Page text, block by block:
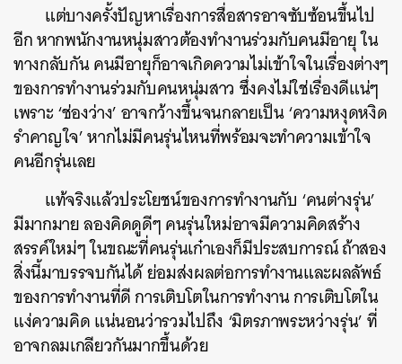
แต่บางครั้งปัญหาเรื่องการสื่อสารอาจซับซ้อนขึ้นไป
อีก หากพนักงานหนุ่มสาวต้องทำงานร่วมกับคนมีอายุ ใน
ทางกลับกัน คนมีอายุก็อาจเกิดความไม่เข้าใจในเรื่องต่างๆ
ของการทำงานร่วมกับคนหนุ่มสาว ซึ่งคงไม่ใช่เรื่องดีแน่ๆ
เพราะ ‘ช่องว่าง’ อาจกว้างขึ้นจนกลายเป็น ‘ความหงุดหงิด
รำคาญใจ’ หากไม่มีคนรุ่นไหนที่พร้อมจะทำความเข้าใจ
คนอีกรุ่นเลย
แท้จริงแล้วประโยชน์ของการทำงานกับ ‘คนต่างรุ่น’
มีมากมาย ลองคิดดูดีๆ คนรุ่นใหม่อาจมีความคิดสร้าง
สรรค์ใหม่ๆ ในขณะที่คนรุ่นเก๋าเองก็มีประสบการณ์ ถ้าสอง
สิ่งนี้มาบรรจบกันได้ ย่อมส่งผลต่อการทำงานและผลลัพธ์
ของการทำงานที่ดี การเติบโตในการทำงาน การเติบโตใน
แง่ความคิด แน่นอนว่ารวมไปถึง ‘มิตรภาพระหว่างรุ่น’ ที่
อาจกลมเกลียวกันมากขึ้นด้วย